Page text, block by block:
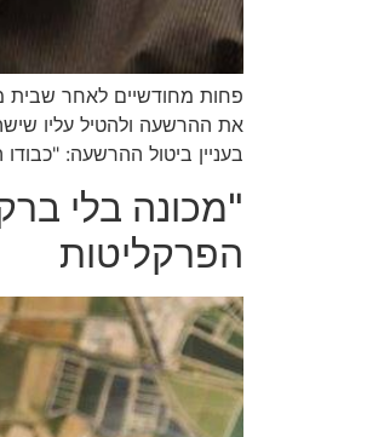
פחות מחודשיים לאחר שבית
את ההרשעה ולהטיל עליו
בעניין ביטול ההרשעה:
"מכונה בלי
הפרקליטות